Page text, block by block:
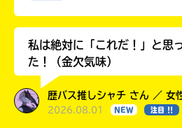
私は絶対に「これだ！」と思
た！（金欠気味）
歴バス推しシャチ さん ／ 女
2026.08.01 NEW 注目 !!